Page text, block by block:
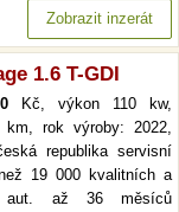
Zobrazit inzerát
1.6 T-GDI
Kč, výkon 110 kw,
km, rok výroby: 2022,
republika servisní
19 000 kvalitních a
aut. až 36 měsíců